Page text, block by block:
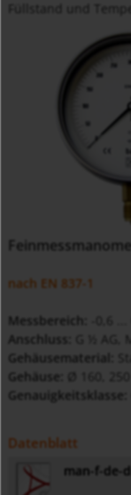
nach EN 837-1
Messbereich:
Anschluss:
G ½ AG,
Gehäusematerial:
Gehäuse: Ø 160, 250
Genauigkeitsklasse:
Datenblatt
man-f-de-